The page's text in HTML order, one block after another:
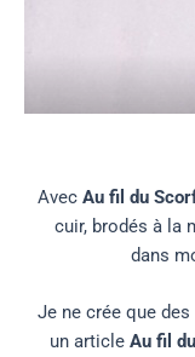
Avec Au fil du
cuir, brodés à la
dans
Je ne crée que
un article Au fil